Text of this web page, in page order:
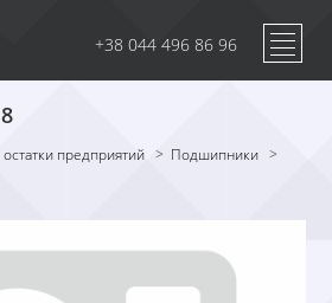
+38 044 496 86 96
предприятий > Подшипники >